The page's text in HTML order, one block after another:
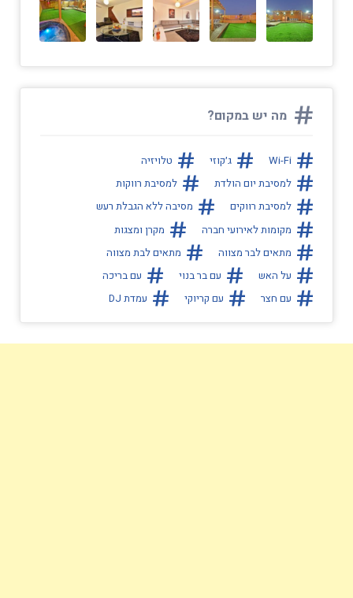
מה יש במקום?
Wi-Fi ג׳קוזי
טלויזיה
למסיבת יום הולדת
למסיבת רווקות
למסיבת רווקים
מסיבה ללא הגבלת רעש
מקומות לאירועי חברה
מקרן ומצגות
מתאים לבר מצווה
מתאים לבת מצווה
על האש
עם בר בנוי
עם בריכה
עם חצר
עם קריוקי עמדת DJ